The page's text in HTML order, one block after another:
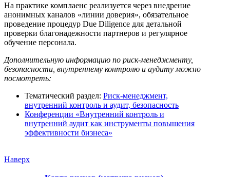
На практике комплаенс реализуется через внедрение
анонимных каналов «линии доверия», обязательное
проведение процедур Due Diligence для детальной
проверки благонадежности партнеров и регулярное
обучение персонала.
Дополнительную информацию по риск-менеджменту,
безопасности, внутреннему контролю и аудиту можно
посмотреть:
Тематический раздел: Риск-менеджмент,
внутренний контроль и аудит, безопасность
Конференции «Внутренний контроль и
внутренний аудит как инструменты повышения
эффективности бизнеса»
Наверх